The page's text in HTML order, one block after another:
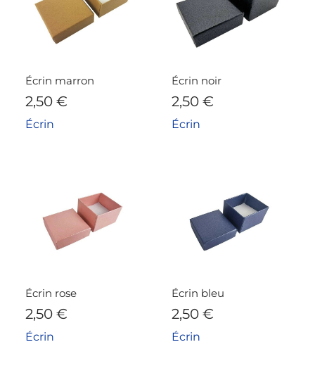
Écrin marron
2,50 €
Écrin
Écrin noir
2,50 €
Écrin
Écrin rose
2,50 €
Écrin
Écrin bleu
2,50 €
Écrin